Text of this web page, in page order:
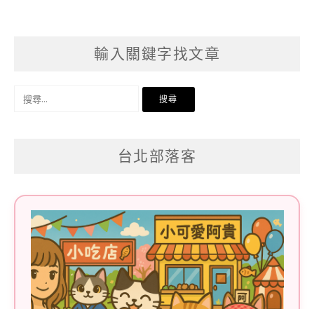
輸入關鍵字找文章
搜
台北部落客